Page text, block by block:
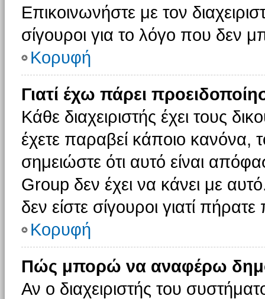
Επικοινωνήστε με τον
σίγουροι για το λόγο που δεν
Κορυφή
Γιατί έχω πάρει
Κάθε διαχειριστής έχει τους
έχετε παραβεί κάποιο κανόνα,
σημειώστε ότι αυτό είναι
Group δεν έχει να κάνει με
δεν είστε σίγουροι γιατί
Κορυφή
Πώς μπορώ να αναφέρω
Αν ο διαχειριστής του